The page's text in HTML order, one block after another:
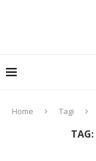
Home Tagi
TAG: